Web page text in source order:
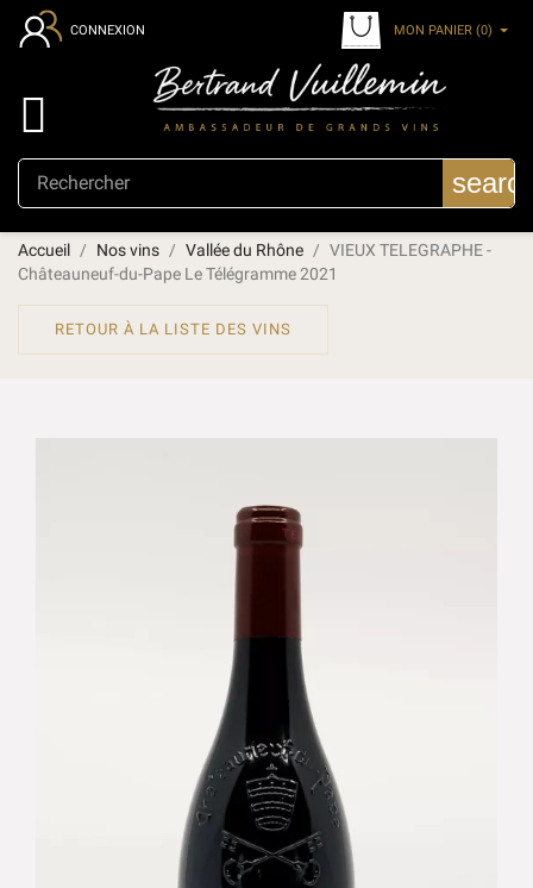
CONNEXION MON PANIER (0)

Accueil Nos vins Vallée du Rhône
VIEUX TELEGRAPHE -
Châteauneuf-du-Pape Le Télégramme 2021
RETOUR À LA LISTE DES VINS